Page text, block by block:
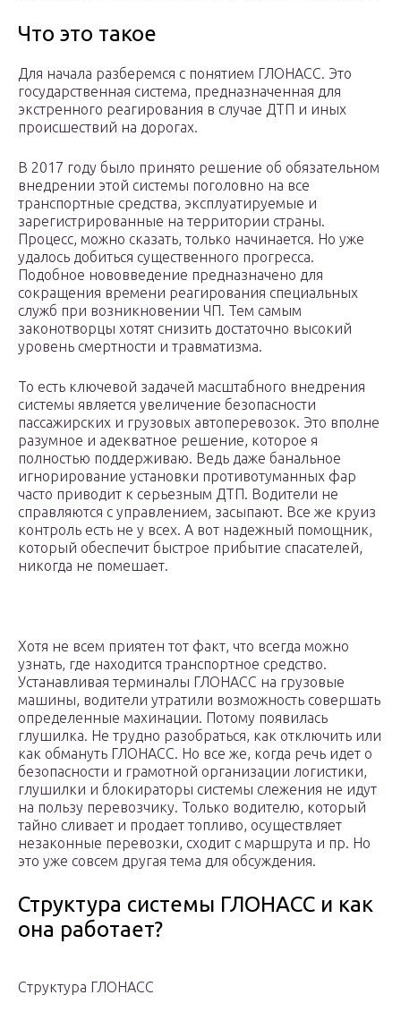
Что это такое
Для начала разберемся с понятием ГЛОНАСС. Это
государственная система, предназначенная для
экстренного реагирования в случае ДТП и иных
происшествий на дорогах.
В 2017 году было принято решение об обязательном
внедрении этой системы поголовно на все
транспортные средства, эксплуатируемые и
зарегистрированные на территории страны.
Процесс, можно сказать, только начинается. Но уже
удалось добиться существенного прогресса.
Подобное нововведение предназначено для
сокращения времени реагирования специальных
служб при возникновении ЧП. Тем самым
законотворцы хотят снизить достаточно высокий
уровень смертности и травматизма.
То есть ключевой задачей масштабного внедрения
системы является увеличение безопасности
пассажирских и грузовых автоперевозок. Это вполне
разумное и адекватное решение, которое я
полностью поддерживаю. Ведь даже банальное
игнорирование установки противотуманных фар
часто приводит к серьезным ДТП. Водители не
справляются с управлением, засыпают. Все же круиз
контроль есть не у всех. А вот надежный помощник,
который обеспечит быстрое прибытие спасателей,
никогда не помешает.
Хотя не всем приятен тот факт, что всегда можно
узнать, где находится транспортное средство.
Устанавливая терминалы ГЛОНАСС на грузовые
машины, водители утратили возможность совершать
определенные махинации. Потому появилась
глушилка. Не трудно разобраться, как отключить или
как обмануть ГЛОНАСС. Но все же, когда речь идет о
безопасности и грамотной организации логистики,
глушилки и блокираторы системы слежения не идут
на пользу перевозчику. Только водителю, который
тайно сливает и продает топливо, осуществляет
незаконные перевозки, сходит с маршрута и пр. Но
это уже совсем другая тема для обсуждения.
Структура системы ГЛОНАСС и как
она работает?
Структура ГЛОНАСС